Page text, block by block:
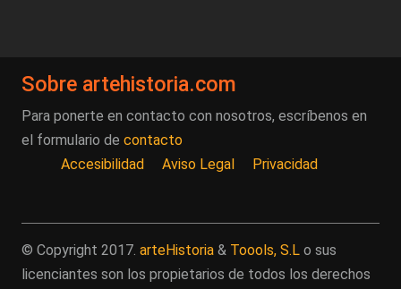
Sobre artehistoria.com
Para ponerte en contacto con nosotros, escríbenos en
el formulario de contacto
Accesibilidad
Aviso Legal Privacidad
© Copyright 2017. arteHistoria & Toools, S.L o sus
licenciantes son los propietarios de todos los derechos